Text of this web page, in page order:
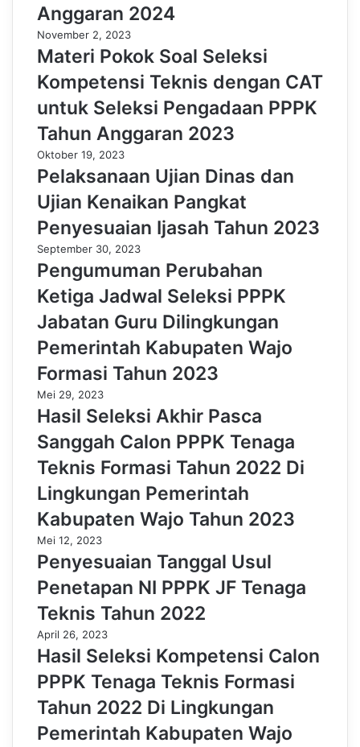
Anggaran 2024
November 2, 2023
Materi Pokok Soal Seleksi
Kompetensi Teknis dengan CAT
untuk Seleksi Pengadaan PPPK
Tahun Anggaran 2023
Oktober 19, 2023
Pelaksanaan Ujian Dinas dan
Ujian Kenaikan Pangkat
Penyesuaian Ijasah Tahun 2023
September 30, 2023
Pengumuman Perubahan
Ketiga Jadwal Seleksi PPPK
Jabatan Guru Dilingkungan
Pemerintah Kabupaten Wajo
Formasi Tahun 2023
Mei 29, 2023
Hasil Seleksi Akhir Pasca
Sanggah Calon PPPK Tenaga
Teknis Formasi Tahun 2022 Di
Lingkungan Pemerintah
Kabupaten Wajo Tahun 2023
Mei 12, 2023
Penyesuaian Tanggal Usul
Penetapan NI PPPK JF Tenaga
Teknis Tahun 2022
April 26, 2023
Hasil Seleksi Kompetensi Calon
PPPK Tenaga Teknis Formasi
Tahun 2022 Di Lingkungan
Pemerintah Kabupaten Wajo